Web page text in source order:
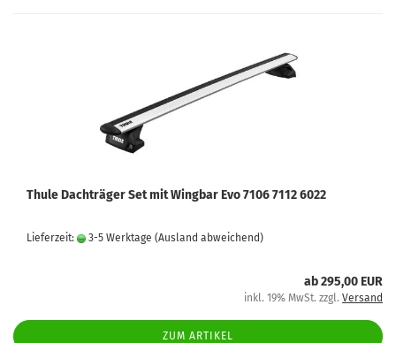
Thule Dachträger Set mit Wingbar Evo 7106 7112 6022
Lieferzeit: 3-5 Werktage (Ausland abweichend)
ab 295,00 EUR
inkl. 19% MwSt. zzgl. Versand
ZUM ARTIKEL